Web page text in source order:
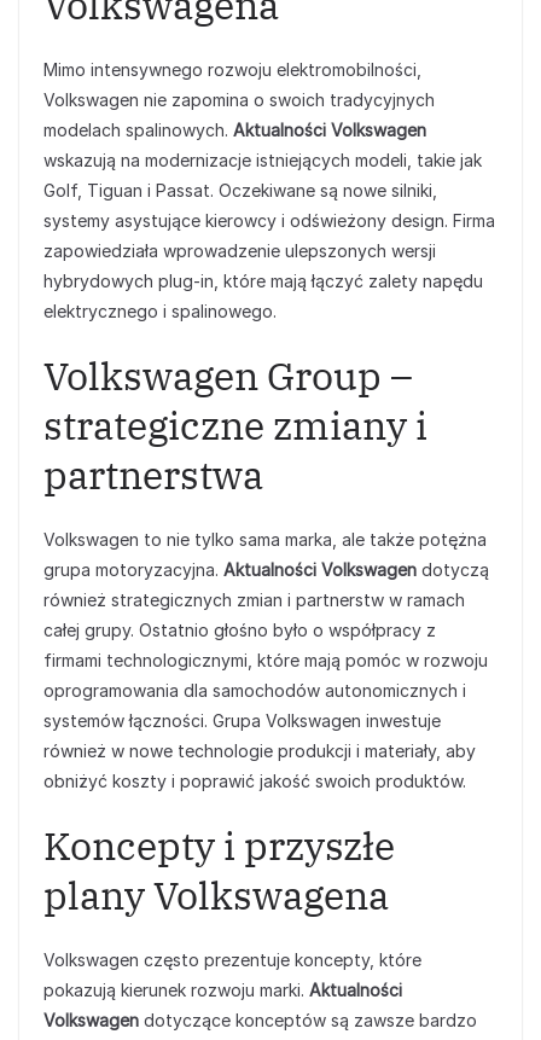
Mimo intensywnego rozwoju elektromobilności,
Volkswagen nie zapomina o swoich tradycyjnych
modelach spalinowych. Aktualności Volkswagen
wskazują na modernizacje istniejących modeli, takie jak
Golf, Tiguan i Passat. Oczekiwane są nowe silniki,
systemy asystujące kierowcy i odświeżony design. Firma
zapowiedziała wprowadzenie ulepszonych wersji
hybrydowych plug-in, które mają łączyć zalety napędu
elektrycznego i spalinowego.
Volkswagen Group –
strategiczne zmiany i
partnerstwa
Volkswagen to nie tylko sama marka, ale także potężna
grupa motoryzacyjna. Aktualności Volkswagen dotyczą
również strategicznych zmian i partnerstw w ramach
całej grupy. Ostatnio głośno było o współpracy z
firmami technologicznymi, które mają pomóc w rozwoju
oprogramowania dla samochodów autonomicznych i
systemów łączności. Grupa Volkswagen inwestuje
również w nowe technologie produkcji i materiały, aby
obniżyć koszty i poprawić jakość swoich produktów.
Koncepty i przyszłe
plany Volkswagena
Volkswagen często prezentuje koncepty, które
pokazują kierunek rozwoju marki. Aktualności
Volkswagen dotyczące konceptów są zawsze bardzo